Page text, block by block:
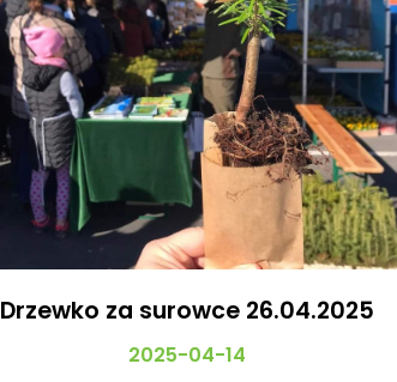
Drzewko za surowce 26.04.2025
2025-04-14